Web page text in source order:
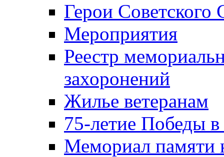
Герои Советского
Мероприятия
Реестр
захоронений
Жилье ветеранам
75-летие Победы
Мемориал памяти